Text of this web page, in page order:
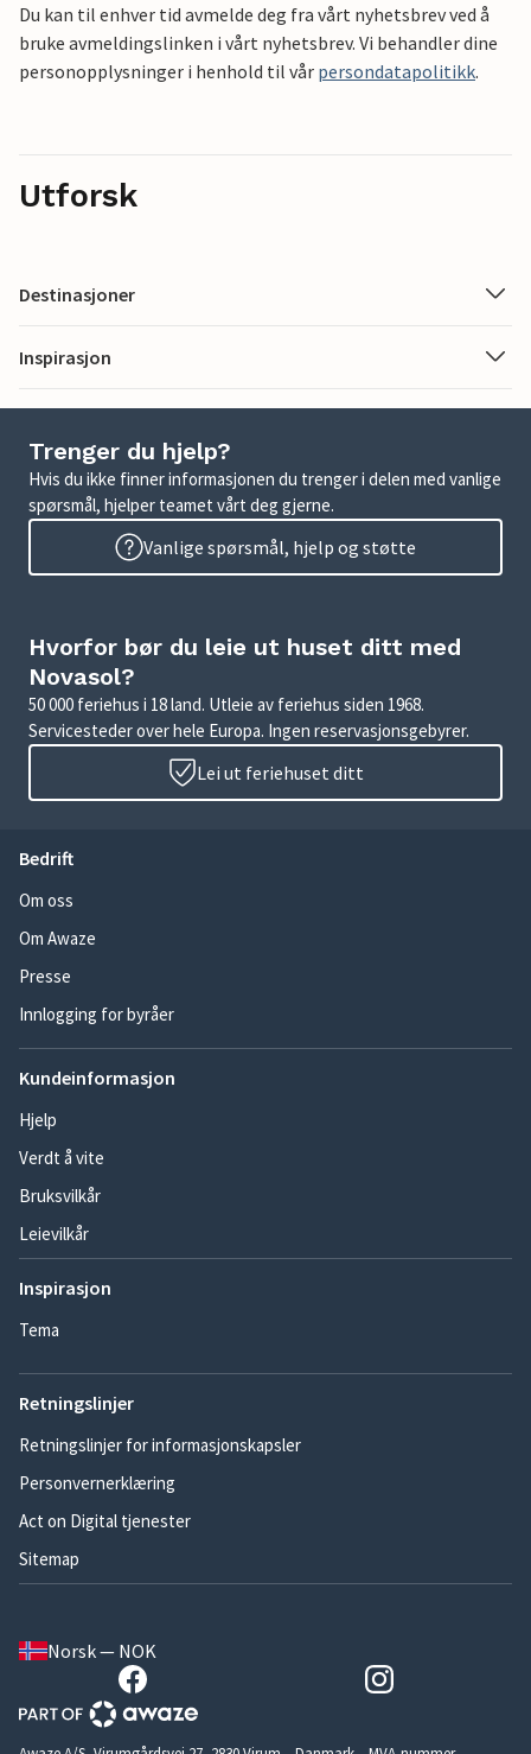
Du kan til enhver tid avmelde deg fra vårt nyhetsbrev ved å
bruke avmeldingslinken i vårt nyhetsbrev. Vi behandler dine
personopplysninger i henhold til vår persondatapolitikk.
Utforsk
Destinasjoner
Inspirasjon
Trenger du hjelp?
Hvis du ikke finner informasjonen du trenger i delen med vanlige
spørsmål, hjelper teamet vårt deg gjerne.
Vanlige spørsmål, hjelp og støtte
Hvorfor bør du leie ut huset ditt med
Novasol?
50 000 feriehus i 18 land. Utleie av feriehus siden 1968.
Servicesteder over hele Europa. Ingen reservasjonsgebyrer.
Lei ut feriehuset ditt
Bedrift
Om oss
Om Awaze
Presse
Innlogging for byråer
Kundeinformasjon
Hjelp
Verdt å vite
Bruksvilkår
Leievilkår
Inspirasjon
Tema
Retningslinjer
Retningslinjer for informasjonskapsler
Personvernerklæring
Act on Digital tjenester
Sitemap
Norsk — NOK